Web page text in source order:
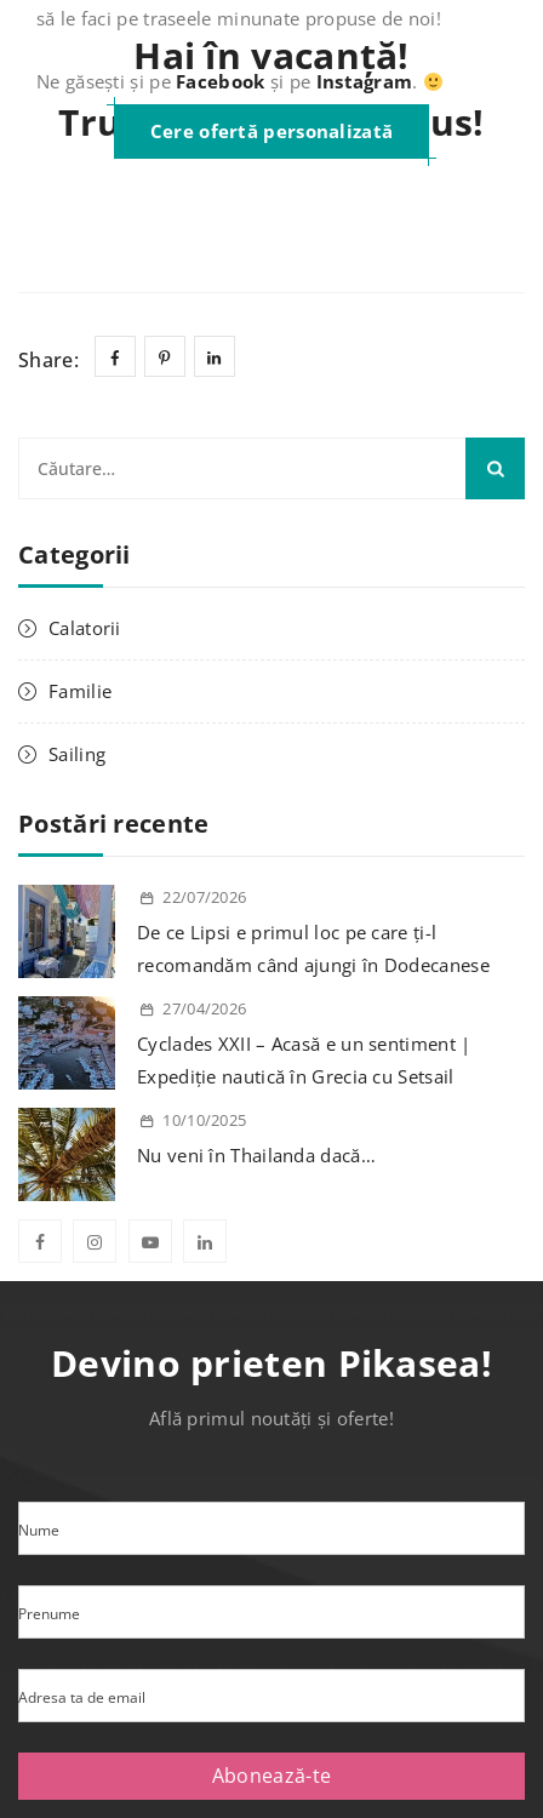
să le faci pe traseele minunate propuse de noi!
Ne găsești și pe Facebook și pe Instagram.
Hai în vacanță!
Trust me, it’s fabulous!
Cere ofertă personalizată
Share:
Categorii
Calatorii
Familie
Sailing
Postări recente
22/07/2026
De ce Lipsi e primul loc pe care ți-l
recomandăm când ajungi în Dodecanese
27/04/2026
Cyclades XXII – Acasă e un sentiment |
Expediție nautică în Grecia cu Setsail
10/10/2025
Nu veni în Thailanda dacă…
Devino prieten Pikasea!
Află primul noutăți și oferte!
Nume
Prenume
Adresa ta de email
Abonează-te